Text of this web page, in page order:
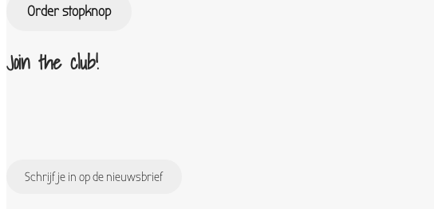
Order stopknop
Join the club!
Schrijf je in op de nieuwsbrief